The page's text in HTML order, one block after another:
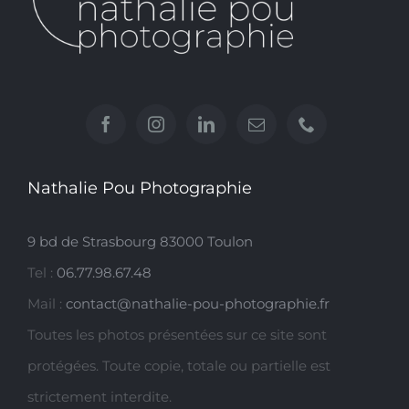
Nathalie Pou Photographie
9 bd de Strasbourg 83000 Toulon
Tel : 06.77.98.67.48
Mail : contact@nathalie-pou-photographie.fr
Toutes les photos présentées sur ce site sont
protégées. Toute copie, totale ou partielle est
strictement interdite.